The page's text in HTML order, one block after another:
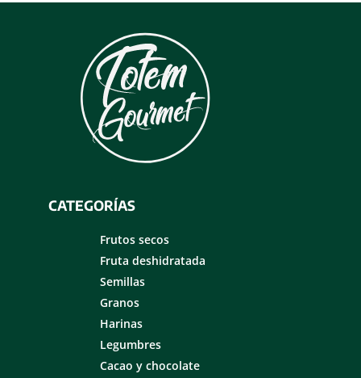
CATEGORÍAS
Frutos secos
Fruta deshidratada
Semillas
Granos
Harinas
Legumbres
Cacao y chocolate